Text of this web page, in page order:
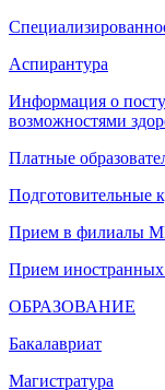
Аспирантура
Информация о
возможностями
Платные
Подготовительные
Прием в филиалы
Прием иностранных
ОБРАЗОВАНИЕ
Бакалавриат
Магистратура